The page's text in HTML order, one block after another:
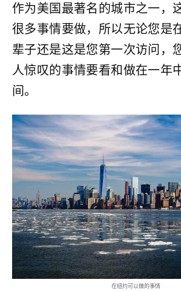
作为美国最著名的城市之一，
很多事情要做，所以无论您是
辈子还是这是您第一次访问，
人惊叹的事情要看和做在一年
间。
在纽约可以做的事情